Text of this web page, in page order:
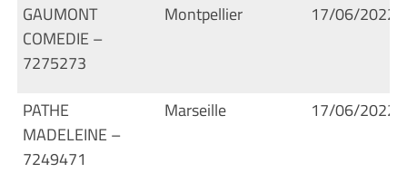
GAUMONT
COMEDIE –
7275273
Montpellier 17/06/2022
PATHE
MADELEINE –
7249471
Marseille 17/06/2022